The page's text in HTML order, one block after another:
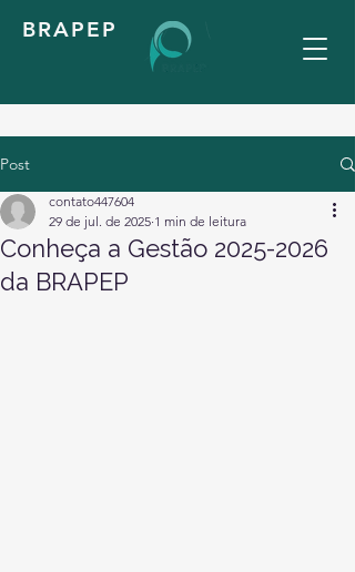
BRAPEP
Post
Conheça a Gestão 2025-2026
da BRAPEP
contato447604
29 de jul. de 2025 1 min de leitura